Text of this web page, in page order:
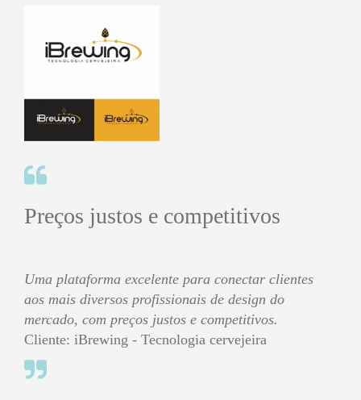
Preços justos e competitivos
Uma plataforma excelente para conectar clientes
aos mais diversos profissionais de design do
mercado, com preços justos e competitivos.
Cliente: iBrewing - Tecnologia cervejeira